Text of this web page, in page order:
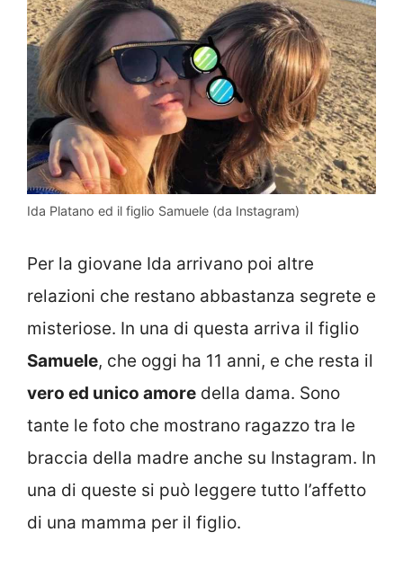
Ida Platano ed il figlio Samuele (da Instagram)
Per la giovane Ida arrivano poi altre
relazioni che restano abbastanza segrete e
misteriose. In una di questa arriva il figlio
Samuele, che oggi ha 11 anni, e che resta il
vero ed unico amore della dama. Sono
tante le foto che mostrano ragazzo tra le
braccia della madre anche su Instagram. In
una di queste si può leggere tutto l’affetto
di una mamma per il figlio.